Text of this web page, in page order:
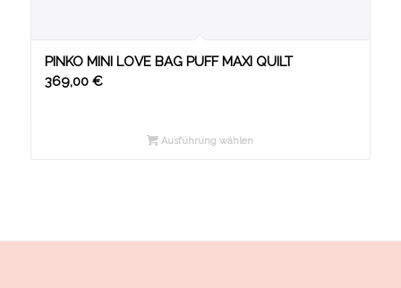
PINKO MINI LOVE BAG PUFF MAXI QUILT
369,00 €
Ausführung wählen